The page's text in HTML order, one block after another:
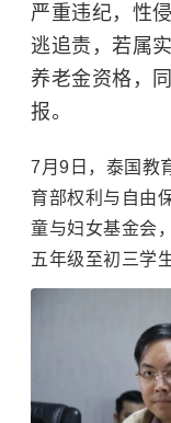
严重违纪，性
逃追责，若属
养老金资格，
报。
7月9日，泰国教
育部权利与自由
童与妇女基金会
五年级至初三学